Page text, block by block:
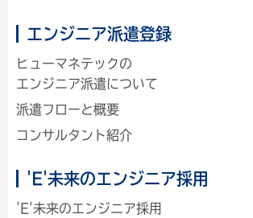
エンジニア派遣登録
ヒューマネテックの
エンジニア派遣について
派遣フローと概要
コンサルタント紹介
'E'未来のエンジニア採用
'E'未来のエンジニア採用